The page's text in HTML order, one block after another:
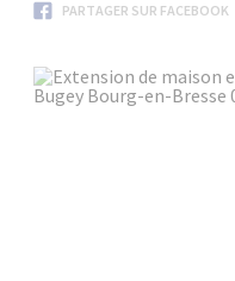
PARTAGER SUR FACEBOOK